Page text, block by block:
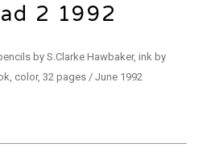
2 1992
by S.Clarke Hawbaker, ink by
color, 32 pages / June 1992